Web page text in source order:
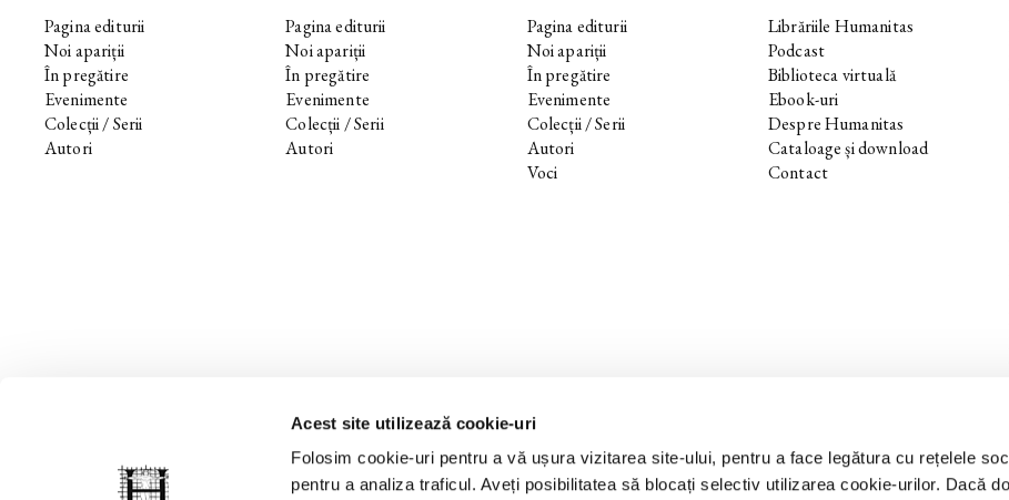
Acest site utilizează cookie-uri
Folosim cookie-uri pentru a vă ușura vizitarea site-ului, pentru a face legătura cu rețelele
pentru a analiza traficul. Aveți posibilitatea să blocați selectiv utilizarea cookie-urilor. Dacă
Pagina editurii
Noi apariții
În pregătire
Evenimente
Colecții / Serii
Autori
Pagina editurii
Noi apariții
În pregătire
Evenimente
Colecții / Serii
Autori
Pagina editurii
Noi apariții
În pregătire
Evenimente
Colecții / Serii
Autori
Voci
Librăriile Humanitas
Podcast
Biblioteca virtuală
Ebook-uri
Despre Humanitas
Cataloage și download
Contact